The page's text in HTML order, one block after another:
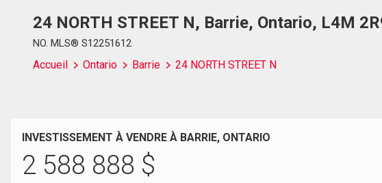
24 NORTH STREET N, Barrie, Ontario, L4M
NO. MLS® S12251612
Accueil Ontario Barrie 24 NORTH STREET N
INVESTISSEMENT À VENDRE À BARRIE, ONTARIO
2 588 888 $